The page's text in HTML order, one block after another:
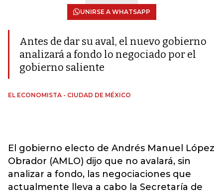
UNIRSE A WHATSAPP
Antes de dar su aval, el nuevo gobierno
analizará a fondo lo negociado por el
gobierno saliente
EL ECONOMISTA - CIUDAD DE MÉXICO
El gobierno electo de Andrés Manuel López
Obrador (AMLO) dijo que no avalará, sin
analizar a fondo, las negociaciones que
actualmente lleva a cabo la Secretaría de